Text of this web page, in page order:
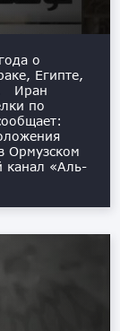
о
Египте,
Иран
по
Ормузском
канал «Аль-